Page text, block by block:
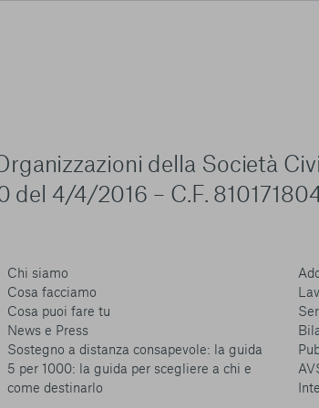
della Società
4/4/2016 – C.F.
Chi siamo
Cosa facciamo
Cosa puoi fare tu
News e Press
Sostegno a distanza consapevole: la guida
5 per 1000: la guida per scegliere a chi e
come destinarlo